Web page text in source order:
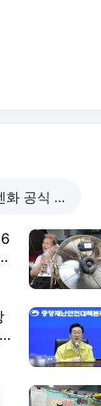
美·日 엔화 공식 개입